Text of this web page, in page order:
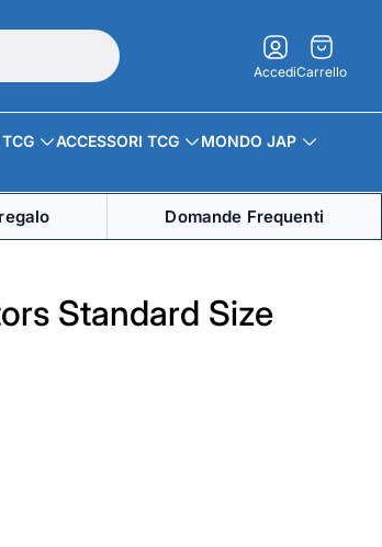
Accedi
Carrello.
Carrello
ACCESSORI TCG
MONDO JAP
Domande Frequenti
Standard Size